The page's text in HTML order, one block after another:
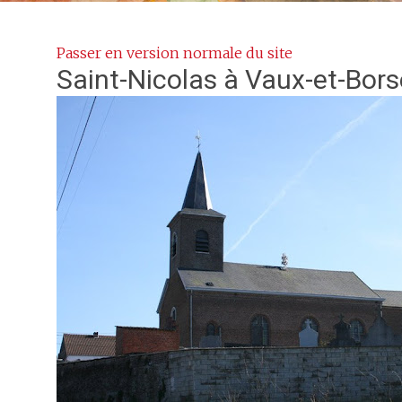
Passer en version normale du site
Saint-Nicolas à Vaux-et-